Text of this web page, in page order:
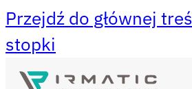
Przejdź do głównej
stopki